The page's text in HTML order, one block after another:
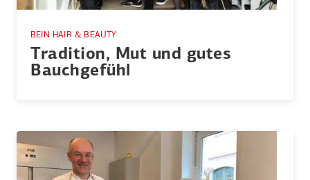
BEIN HAIR & BEAUTY
Tradition, Mut und gutes
Bauch­gefühl